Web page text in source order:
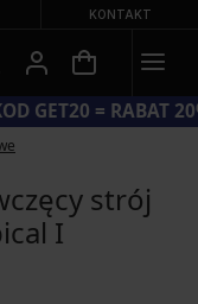
KONTAKT
DO −70%
strój
I